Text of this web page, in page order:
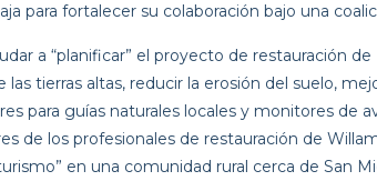
para fortalecer su colaboración bajo una
a “planificar” el proyecto de restauración
tierras altas, reducir la erosión del suelo,
para guías naturales locales y monitores de
de los profesionales de restauración de
en una comunidad rural cerca de San